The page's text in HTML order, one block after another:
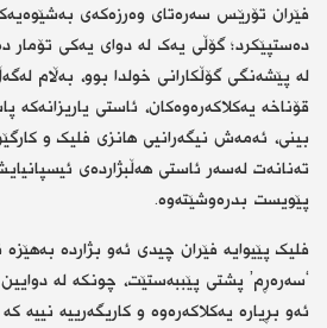
فێران تۆرێس سەرەتای وەرزەکەی
دەستپێکرد؛ گۆڵی یەک لە دوای یەکی تۆمار
لە پێشەنگی گۆڵکارانی خولدا بوو، بەڵام
قۆناخە یەکلاکەرەوەکان، ئاستی
بینی، ئەمەش نیگەرانیی هانزی فلیک و
تەنانەت لەسەر ئاستی هەڵبژاردەی
پێویست بدرەوشێتەوە.
فلیک پێیوایە فێران چیدی ئەو بژاردە
‘سەرەڕم’ پشتی پێببەستێت، چونکە لە
ئەو بڕیارە یەکلاکەرەوە و کاریگەرییە نییە